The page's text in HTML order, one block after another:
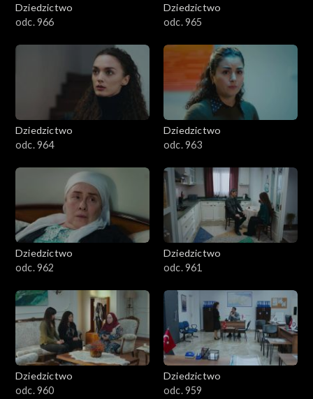
Dziedzictwo
odc. 966
Dziedzictwo
odc. 965
Dziedzictwo
odc. 964
Dziedzictwo
odc. 963
Dziedzictwo
odc. 962
Dziedzictwo
odc. 961
Dziedzictwo
odc. 960
Dziedzictwo
odc. 959